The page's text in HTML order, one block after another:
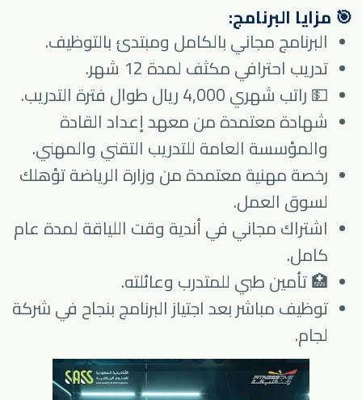
🎯 مزايا البرنامج:
البرنامج مجاني بالكامل ومبتدئ بالتوظيف.
تدريب احترافي مكثف لمدة 12 شهر.
💵 راتب شهري 4,000 ريال طوال فترة التدريب.
شهادة معتمدة من معهد إعداد القادة
والمؤسسة العامة للتدريب التقني والمهني.
رخصة مهنية معتمدة من وزارة الرياضة تؤهلك
لسوق العمل.
اشتراك مجاني في أندية وقت اللياقة لمدة عام
كامل.
🏥 تأمين طبي للمتدرب وعائلته.
توظيف مباشر بعد اجتياز البرنامج بنجاح في شركة
لجام.